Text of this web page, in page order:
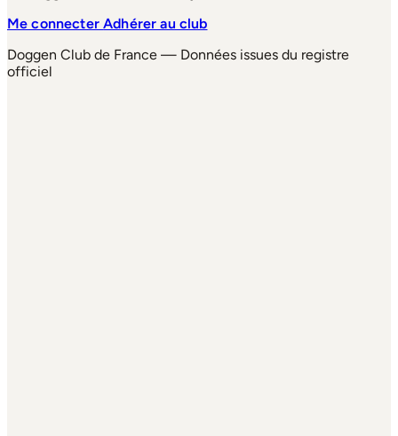
Me connecterAdhérer au club
Doggen Club de France — Données issues du registre
officiel